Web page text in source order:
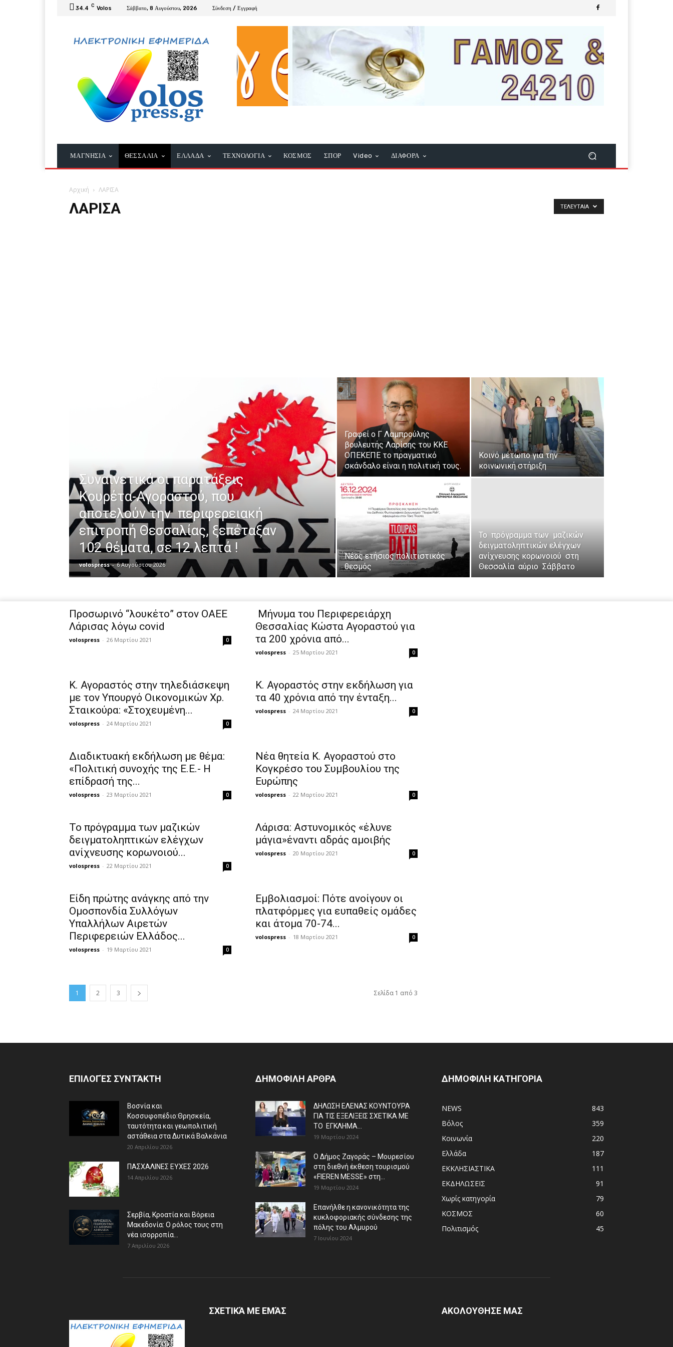
34.4 C Volos Σάββατο, 8 Αυγούστου, 2026 Σύνδεση / Εγγραφή
ΜΑΓΝΗΣΙΑ ΘΕΣΣΑΛΙΑ ΕΛΛΑΔΑ ΤΕΧΝΟΛΟΓΙΑ ΚΟΣΜΟΣ ΣΠΟΡ Video ΔΙΑΦΟΡΑ
Αρχική ΛΑΡΙΣΑ
ΛΑΡΙΣΑ ΤΕΛΕΥΤΑΊΑ
Συναινετικά οι παρατάξεις
Κουρέτα-Αγοραστού, που
αποτελούν την περιφερειακή
επιτροπή Θεσσαλίας, ξεπέταξαν
102 θέματα, σε 12 λεπτά !
volospress - 6 Αυγούστου 2026
Γραφεί ο Γ Λαμπρούλης
βουλευτής Λαρίσης του ΚΚΕ
ΟΠΕΚΕΠΕ το πραγματικό
σκάνδαλο είναι η πολιτική τους.
Κοινό μέτωπο για την
κοινωνική στήριξη
Νέος ετήσιος πολιτιστικός
θεσμός
Το πρόγραμμα των μαζικών
δειγματοληπτικών ελέγχων
ανίχνευσης κορωνοιού στη
Θεσσαλία αύριο Σάββατο
Προσωρινό “λουκέτο” στον ΟΑΕΕ
Λάρισας λόγω covid
volospress - 26 Μαρτίου 2021 0
Μήνυμα του Περιφερειάρχη
Θεσσαλίας Κώστα Αγοραστού για
τα 200 χρόνια από...
volospress - 25 Μαρτίου 2021 0
Κ. Αγοραστός στην τηλεδιάσκεψη
με τον Υπουργό Οικονομικών Χρ.
Σταικούρα: «Στοχευμένη...
volospress - 24 Μαρτίου 2021 0
Κ. Αγοραστός στην εκδήλωση για
τα 40 χρόνια από την ένταξη...
volospress - 24 Μαρτίου 2021 0
Διαδικτυακή εκδήλωση με θέμα:
«Πολιτική συνοχής της Ε.Ε.- Η
επίδρασή της...
volospress - 23 Μαρτίου 2021 0
Νέα θητεία Κ. Αγοραστού στο
Κογκρέσο του Συμβουλίου της
Ευρώπης
volospress - 22 Μαρτίου 2021 0
Το πρόγραμμα των μαζικών
δειγματοληπτικών ελέγχων
ανίχνευσης κορωνοιού...
volospress - 22 Μαρτίου 2021 0
Λάρισα: Αστυνομικός «έλυνε
μάγια»έναντι αδράς αμοιβής
volospress - 20 Μαρτίου 2021 0
Είδη πρώτης ανάγκης από την
Ομοσπονδία Συλλόγων
Υπαλλήλων Αιρετών
Περιφερειών Ελλάδος...
volospress - 19 Μαρτίου 2021 0
Εμβολιασμοί: Πότε ανοίγουν οι
πλατφόρμες για ευπαθείς ομάδες
και άτομα 70-74...
volospress - 18 Μαρτίου 2021 0
1 2 3 Σελίδα 1 από 3
ΕΠΙΛΟΓΈΣ ΣΥΝΤΆΚΤΗ
Βοσνία και
Κοσσυφοπέδιο:Θρησκεία,
ταυτότητα και γεωπολιτική
αστάθεια στα Δυτικά Βαλκάνια
20 Απριλίου 2026
ΠΑΣΧΑΛΙΝΕΣ ΕΥΧΕΣ 2026
14 Απριλίου 2026
Σερβία, Κροατία και Βόρεια
Μακεδονία: Ο ρόλος τους στη
νέα ισορροπία...
7 Απριλίου 2026
ΔΗΜΟΦΙΛΗ ΑΡΘΡΑ
ΔΗΛΩΣΗ ΕΛΕΝΑΣ ΚΟΥΝΤΟΥΡΑ
ΓΙΑ ΤΙΣ ΕΞΕΛΙΞΕΙΣ ΣΧΕΤΙΚΑ ΜΕ
ΤΟ ΕΓΚΛΗΜΑ...
19 Μαρτίου 2024
Ο Δήμος Ζαγοράς – Μουρεσίου
στη διεθνή έκθεση τουρισμού
«FIEREN MESSE» στη...
19 Μαρτίου 2024
Επανήλθε η κανονικότητα της
κυκλοφοριακής σύνδεσης της
πόλης του Αλμυρού
7 Ιουνίου 2024
ΔΗΜΟΦΙΛΗ ΚΑΤΗΓΟΡΙΑ
NEWS
843
Βόλος
359
Κοινωνία
220
Ελλάδα
187
ΕΚΚΛΗΣΙΑΣΤΙΚΑ
111
ΕΚΔΗΛΩΣΕΙΣ
91
Χωρίς κατηγορία
79
ΚΟΣΜΟΣ
60
Πολιτισμός
45
ΣΧΕΤΙΚΆ ΜΕ ΕΜΆΣ ΑΚΟΛΟΥΘΗΣΕ ΜΑΣ